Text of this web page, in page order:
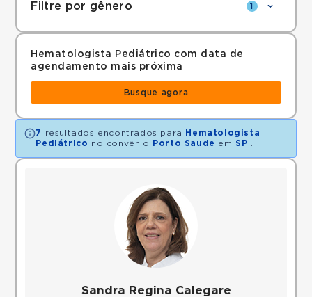
Filtre por gênero 1
Hematologista Pediátrico com data de
agendamento mais próxima
Busque agora
7 resultados encontrados para
Hematologista
Pediátrico no convênio Porto Saude em SP
Sandra Regina Calegare